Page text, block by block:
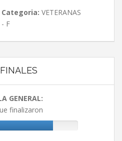
Categoria: VETERANAS
- F
GENERAL:
finalizaron